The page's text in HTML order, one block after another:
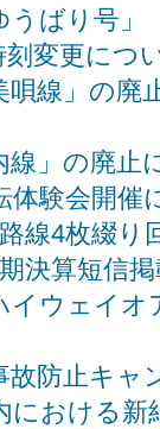
うばり号
刻変更につ
唄線」の
線」の廃止
体験会開催
線4枚綴り
決算短信
イウェイ
故防止キ
における新